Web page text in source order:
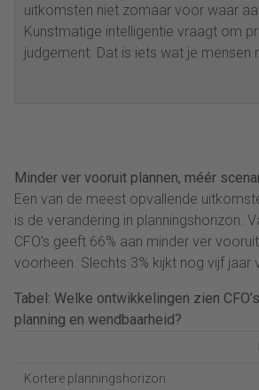
uitkomsten niet zomaar voor waar
Kunstmatige intelligentie vraagt om
judgement. Dat is iets wat je mensen
Minder ver vooruit plannen, méér
Een van de meest opvallende
is de verandering in planningshorizon.
CFO’s geeft 66% aan minder ver
voorheen. Slechts 3% kijkt nog vijf jaar
Tabel: Welke ontwikkelingen zien
planning en wendbaarheid?
Kortere planningshorizon